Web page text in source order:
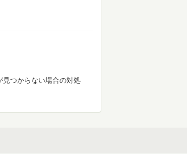
見つからない場合の対処